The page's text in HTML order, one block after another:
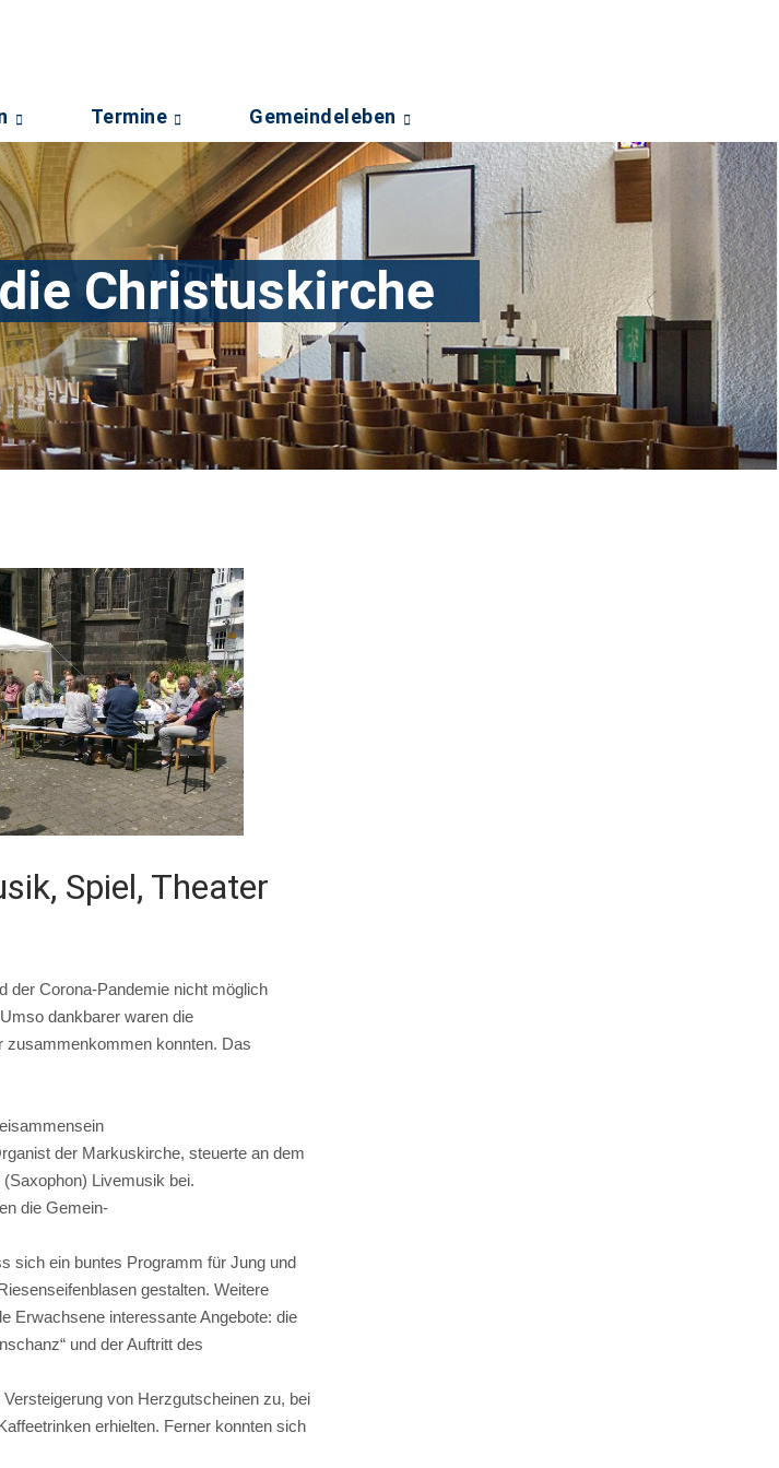
Termine Gemeindeleben
Christuskirche
Spiel, Theater
der Corona-Pandemie nicht möglich
dankbarer waren die
zusammenkommen konnten. Das
der Markuskirche, steuerte an dem
Livemusik bei.
die Gemein-
sich ein buntes Programm für Jung und
gestalten. Weitere
Erwachsene interessante Angebote: die
und der Auftritt des
von Herzgutscheinen zu, bei
erhielten. Ferner konnten sich